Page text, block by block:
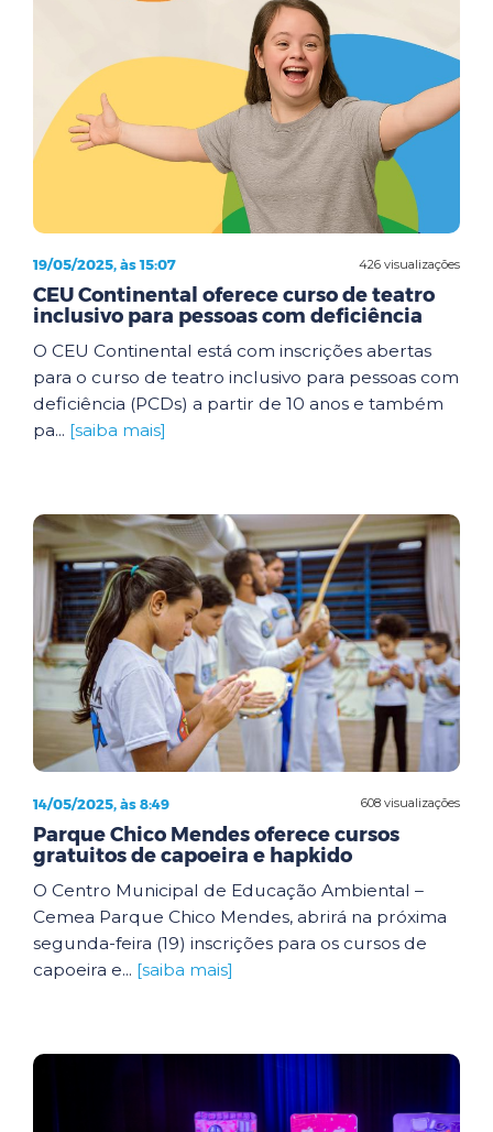
426 visualizações
19/05/2025, às 15:07
CEU Continental oferece curso de teatro
inclusivo para pessoas com deficiência
O CEU Continental está com inscrições abertas
para o curso de teatro inclusivo para pessoas com
deficiência (PCDs) a partir de 10 anos e também
pa... [saiba mais]
608 visualizações
14/05/2025, às 8:49
Parque Chico Mendes oferece cursos
gratuitos de capoeira e hapkido
O Centro Municipal de Educação Ambiental –
Cemea Parque Chico Mendes, abrirá na próxima
segunda-feira (19) inscrições para os cursos de
capoeira e... [saiba mais]